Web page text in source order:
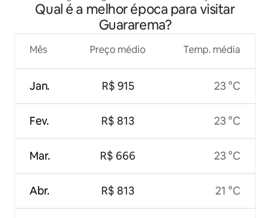
Qual é a melhor época para visitar
Guararema?
Mês
Jan.
Fev.
Mar.
Abr.
Preço médio
R$ 915
R$ 813
R$ 666
R$ 813
Temp. média
23 °C
23 °C
23 °C
21 °C